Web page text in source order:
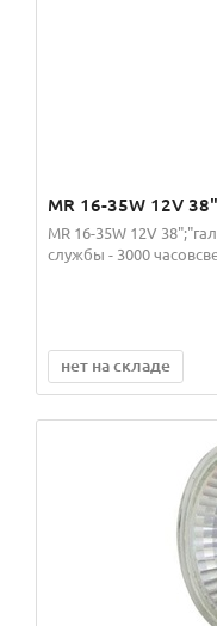
MR 16-35W 12V
MR 16-35W 12V
службы - 3000
нет на складе